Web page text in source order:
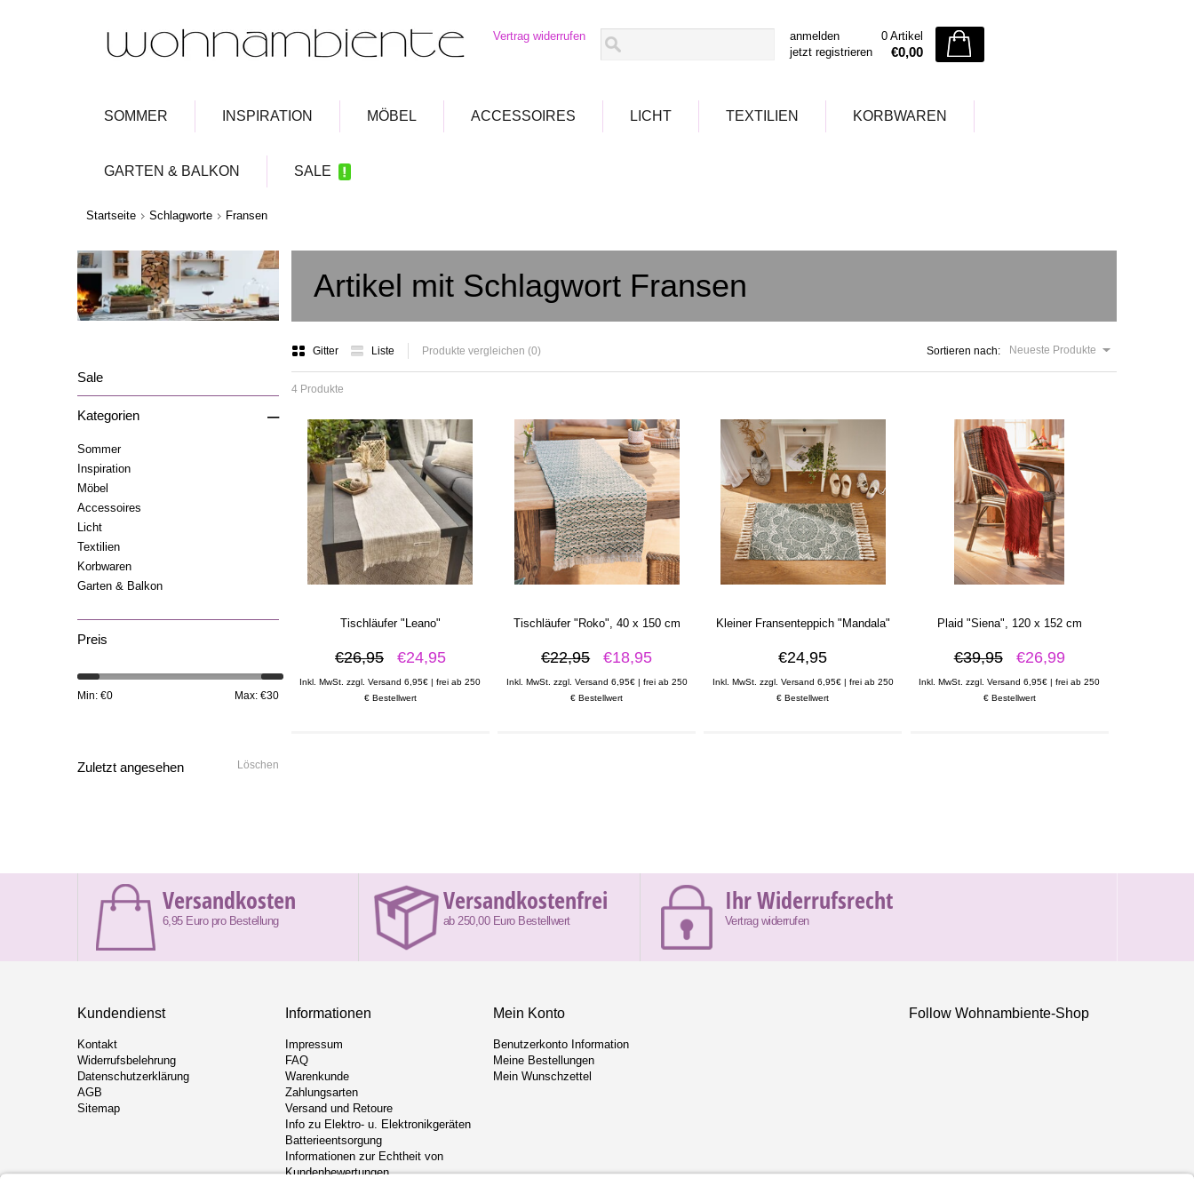
Vertrag widerrufen
anmelden
jetzt registrieren
0 Artikel
€0,00
SOMMER INSPIRATION MÖBEL ACCESSOIRES LICHT TEXTILIEN KORBWAREN
GARTEN & BALKON SALE
Startseite Schlagworte Fransen
Artikel mit Schlagwort Fransen
Gitter Liste Produkte vergleichen (0) Sortieren nach: Neueste Produkte
4 Produkte
Tischläufer "Leano"
€26,95 €24,95
Inkl. MwSt. zzgl. Versand 6,95€ | frei ab 250
€ Bestellwert
Tischläufer "Roko", 40 x 150 cm
€22,95 €18,95
Inkl. MwSt. zzgl. Versand 6,95€ | frei ab 250
€ Bestellwert
Kleiner Fransenteppich "Mandala"
€24,95
Inkl. MwSt. zzgl. Versand 6,95€ | frei ab 250
€ Bestellwert
Plaid "Siena", 120 x 152 cm
€39,95 €26,99
Inkl. MwSt. zzgl. Versand 6,95€ | frei ab 250
€ Bestellwert
Sale
Kategorien –
Sommer
Inspiration
Möbel
Accessoires
Licht
Textilien
Korbwaren
Garten & Balkon
Preis
Min: €0 Max: €30
Zuletzt angesehen Löschen
Versandkosten
6,95 Euro pro Bestellung
Versandkostenfrei
ab 250,00 Euro Bestellwert
Ihr Widerrufsrecht
Vertrag widerrufen
Kundendienst
Kontakt
Widerrufsbelehrung
Datenschutzerklärung
AGB
Sitemap
Informationen
Impressum
FAQ
Warenkunde
Zahlungsarten
Versand und Retoure
Info zu Elektro- u. Elektronikgeräten
Batterieentsorgung
Informationen zur Echtheit von
Kundenbewertungen
Mein Konto
Benutzerkonto Information
Meine Bestellungen
Mein Wunschzettel
Follow Wohnambiente-Shop